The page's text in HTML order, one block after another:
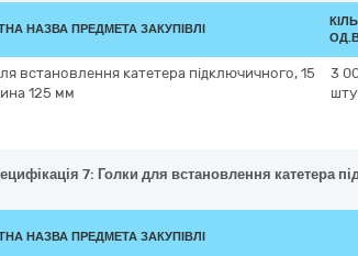
НАЗВА ПРЕДМЕТА ЗАКУПІВЛІ
встановлення катетера підключичного, 15
125 мм
3
7: Голки для встановлення катетера
НАЗВА ПРЕДМЕТА ЗАКУПІВЛІ